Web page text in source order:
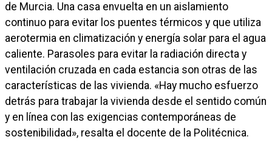
de Murcia. Una casa envuelta en un aislamiento
continuo para evitar los puentes térmicos y que utiliza
aerotermia en climatización y energía solar para el agua
caliente. Parasoles para evitar la radiación directa y
ventilación cruzada en cada estancia son otras de las
características de las vivienda. «Hay mucho esfuerzo
detrás para trabajar la vivienda desde el sentido común
y en línea con las exigencias contemporáneas de
sostenibilidad», resalta el docente de la Politécnica.